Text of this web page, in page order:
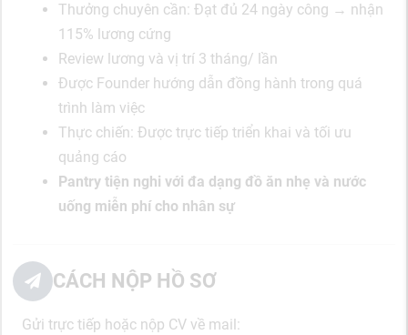
Thưởng chuyên cần: Đạt đủ 24 ngày công → nhận
115% lương cứng
Review lương và vị trí 3 tháng/ lần
Được Founder hướng dẫn đồng hành trong quá
trình làm việc
Thực chiến: Được trực tiếp triển khai và tối ưu
quảng cáo
Pantry tiện nghi với đa dạng đồ ăn nhẹ và nước
uống miễn phí cho nhân sự
CÁCH NỘP HỒ SƠ
Gửi trực tiếp hoặc nộp CV về mail: